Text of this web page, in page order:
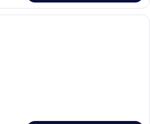
Ein Schlafzimmer mit zwei Betten,